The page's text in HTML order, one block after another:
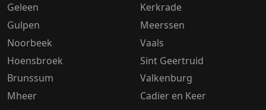
Geleen
Gulpen
Noorbeek
Hoensbroek
Brunssum
Mheer
Kerkrade
Meerssen
Vaals
Sint Geertruid
Valkenburg
Cadier en Keer